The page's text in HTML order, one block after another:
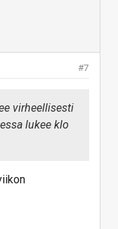
#7
virheellisesti
lukee klo